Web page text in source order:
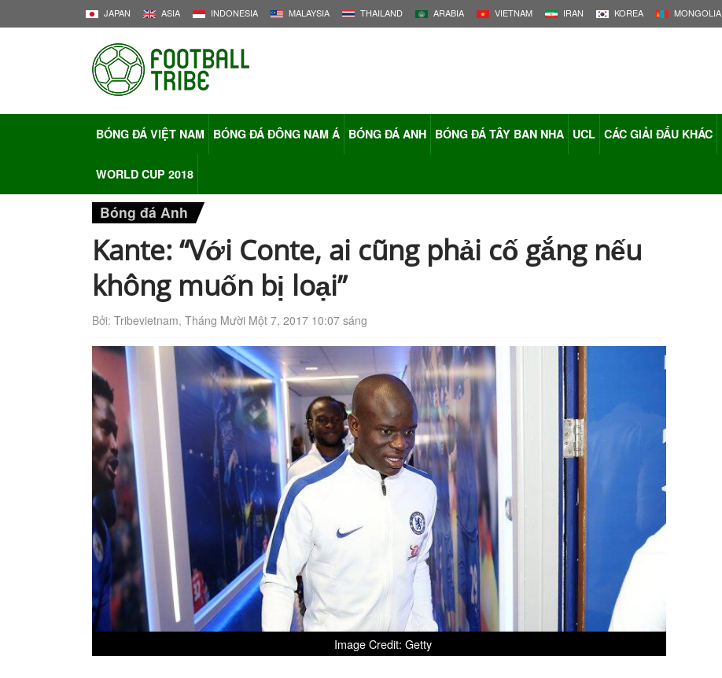
JAPAN ASIA INDONESIA MALAYSIA THAILAND ARABIA VIETNAM IRAN KOREA MONGOLIA
BÓNG ĐÁ VIỆT NAM BÓNG ĐÁ ĐÔNG NAM Á BÓNG ĐÁ ANH BÓNG ĐÁ TÂY BAN NHA UCL CÁC GIẢI ĐẤU KHÁC
WORLD CUP 2018
Bóng đá Anh
Kante: “Với Conte, ai cũng phải cố gắng nếu
không muốn bị loại”
Bởi: Tribevietnam, Tháng Mười Một 7, 2017 10:07 sáng
Image Credit: Getty